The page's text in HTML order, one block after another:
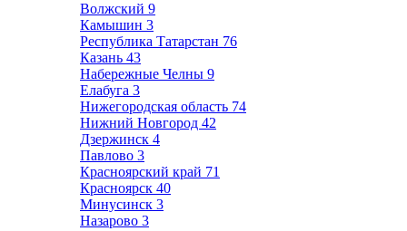
Волжский 9
Камышин 3
Республика Татарстан 76
Казань 43
Набережные Челны 9
Елабуга 3
Нижегородская область 74
Нижний Новгород 42
Дзержинск 4
Павлово 3
Красноярский край 71
Красноярск 40
Минусинск 3
Назарово 3